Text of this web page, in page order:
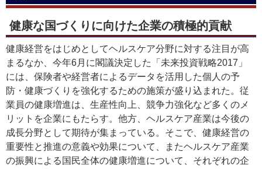
健康な国づくりに向けた企業の積極的貢献
健康経営をはじめとしてヘルスケア分野に対する注目が高
まるなか、今年6月に閣議決定した「未来投資戦略2017」
には、保険者や経営者によるデータを活用した個人の予
防・健康づくりを強化するための施策が盛り込まれた。従
業員の健康増進は、生産性向上、競争力強化など多くのメ
リットを企業にもたらす。他方、ヘルスケア産業は今後の
成長分野として期待が集まっている。そこで、健康経営の
重要性と推進の意義や効果について、またヘルスケア産業
の振興による国民全体の健康増進について、それぞれの企